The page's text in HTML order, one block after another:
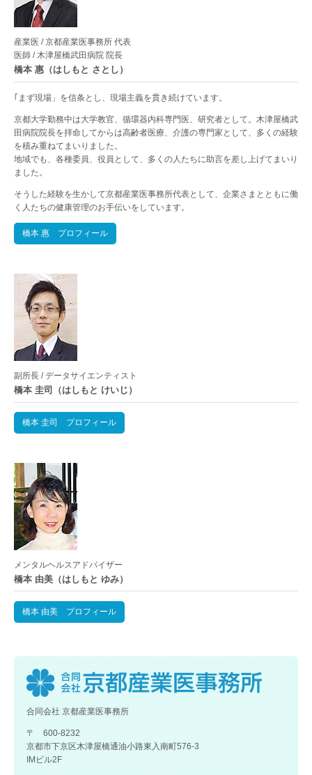
産業医 / 京都産業医事務所 代表
医師 / 木津屋橋武田病院 院長
橋本 惠（はしもと さとし）
｢まず現場」を信条とし、現場主義を貫き続けています。
京都大学勤務中は大学教官、循環器内科専門医、研究者として。木津屋橋武
田病院院長を拝命してからは高齢者医療、介護の専門家として、多くの経験
を積み重ねてまいりました。
地域でも、各種委員、役員として、多くの人たちに助言を差し上げてまいり
ました。
そうした経験を生かして京都産業医事務所代表として、企業さまとともに働
く人たちの健康管理のお手伝いをしています。
橋本 惠 プロフィール
副所長 / データサイエンティスト
橋本 圭司（はしもと けいじ）
橋本 圭司 プロフィール
メンタルヘルスアドバイザー
橋本 由美（はしもと ゆみ）
橋本 由美 プロフィール
合同会社 京都産業医事務所
〒 600-8232
京都市下京区木津屋橋通油小路東入南町576-3
IMビル2F